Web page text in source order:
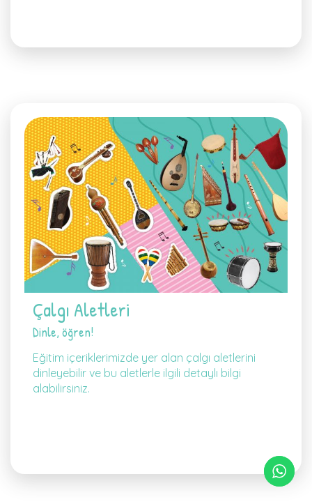
Çalgı Aletleri
Dinle, öğren!
Eğitim içeriklerimizde yer alan çalgı aletlerini
dinleyebilir ve bu aletlerle ilgili detaylı bilgi
alabilirsiniz.